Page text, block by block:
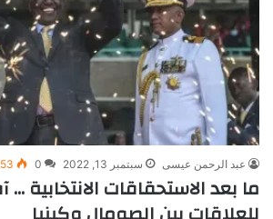
عبد الرحمن عيسى سبتمبر 13, 2022 0
ما بعد الاستحقاقات الانتخابية